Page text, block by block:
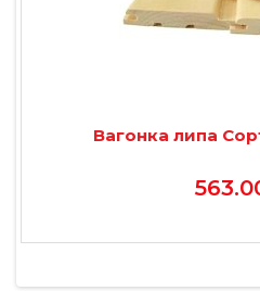
Вагонка липа